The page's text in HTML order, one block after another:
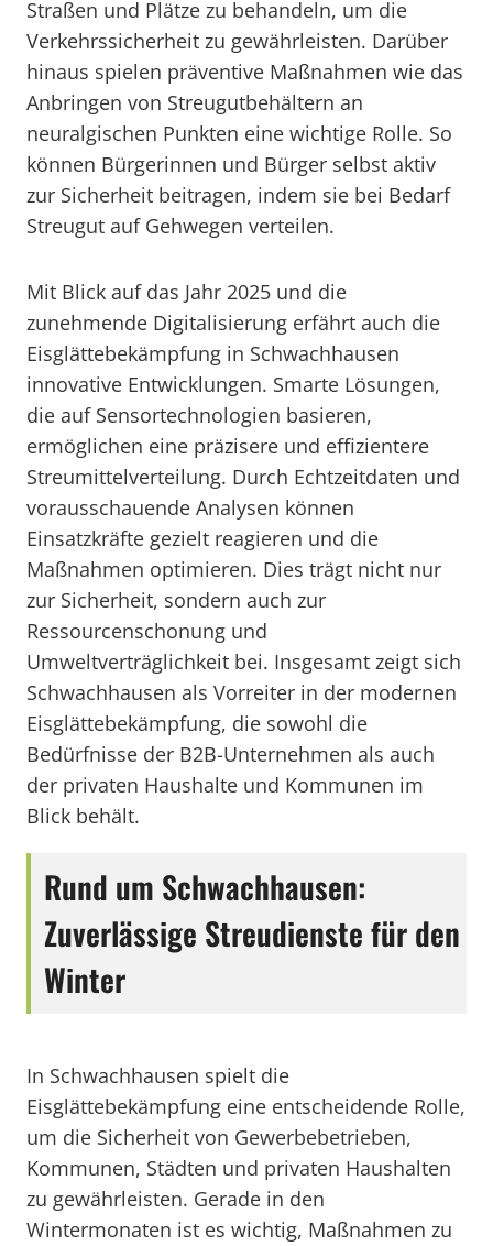
Straßen und Plätze zu behandeln, um die
Verkehrssicherheit zu gewährleisten. Darüber
hinaus spielen präventive Maßnahmen wie das
Anbringen von Streugutbehältern an
neuralgischen Punkten eine wichtige Rolle. So
können Bürgerinnen und Bürger selbst aktiv
zur Sicherheit beitragen, indem sie bei Bedarf
Streugut auf Gehwegen verteilen.
Mit Blick auf das Jahr 2025 und die
zunehmende Digitalisierung erfährt auch die
Eisglättebekämpfung in Schwachhausen
innovative Entwicklungen. Smarte Lösungen,
die auf Sensortechnologien basieren,
ermöglichen eine präzisere und effizientere
Streumittelverteilung. Durch Echtzeitdaten und
vorausschauende Analysen können
Einsatzkräfte gezielt reagieren und die
Maßnahmen optimieren. Dies trägt nicht nur
zur Sicherheit, sondern auch zur
Ressourcenschonung und
Umweltverträglichkeit bei. Insgesamt zeigt sich
Schwachhausen als Vorreiter in der modernen
Eisglättebekämpfung, die sowohl die
Bedürfnisse der B2B-Unternehmen als auch
der privaten Haushalte und Kommunen im
Blick behält.
Rund um Schwachhausen:
Zuverlässige Streudienste für den
Winter
In Schwachhausen spielt die
Eisglättebekämpfung eine entscheidende Rolle,
um die Sicherheit von Gewerbebetrieben,
Kommunen, Städten und privaten Haushalten
zu gewährleisten. Gerade in den
Wintermonaten ist es wichtig, Maßnahmen zu